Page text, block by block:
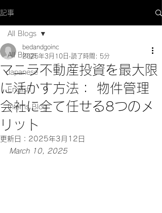
記事
All Blogs
Japanese
English
Interns Blog
All Blogs
マニラ不動産投資を最大限
に活かす方法： 物件管理
会社に全て任せる8つのメ
リット
bedandgoinc
2025年3月10日 読了時間: 5分
更新日： 2025年3月12日
March 10, 2025